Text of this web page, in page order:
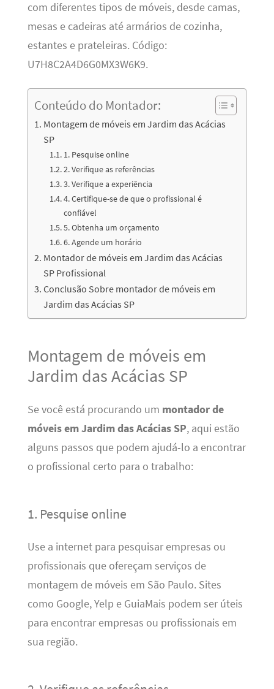
com diferentes tipos de móveis, desde camas,
mesas e cadeiras até armários de cozinha,
estantes e prateleiras. Código:
U7H8C2A4D6G0MX3W6K9.
Conteúdo do Montador:
Montagem de móveis em Jardim das Acácias
SP
1. Pesquise online
2. Verifique as referências
3. Verifique a experiência
4. Certifique-se de que o profissional é
confiável
5. Obtenha um orçamento
6. Agende um horário
Montador de móveis em Jardim das Acácias
SP Profissional
Conclusão Sobre montador de móveis em
Jardim das Acácias SP
Montagem de móveis em
Jardim das Acácias SP
Se você está procurando um montador de
móveis em Jardim das Acácias SP, aqui estão
alguns passos que podem ajudá-lo a encontrar
o profissional certo para o trabalho:
1. Pesquise online
Use a internet para pesquisar empresas ou
profissionais que ofereçam serviços de
montagem de móveis em São Paulo. Sites
como Google, Yelp e GuiaMais podem ser úteis
para encontrar empresas ou profissionais em
sua região.